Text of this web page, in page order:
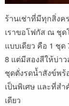
ร้านเช่าที่มีทุกสิ่ง
เราขอโฟกัส ณ ชุ
แบบเดียว คือ 1 ชุ
8 แต่มีสองสีให้บ่า
ชุดตั่งรดน้ำสังข์พ
เป็นพิเศษ และที่ส
เดียว